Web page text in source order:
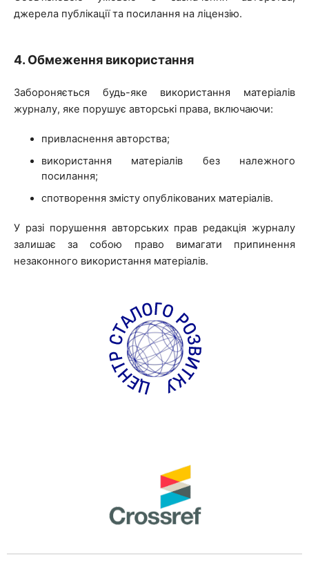
джерела публікації та посилання на ліцензію.
4. Обмеження використання
Забороняється будь-яке використання матеріалів
журналу, яке порушує авторські права, включаючи:
привласнення авторства;
використання матеріалів без належного
посилання;
спотворення змісту опублікованих матеріалів.
У разі порушення авторських прав редакція журналу
залишає за собою право вимагати припинення
незаконного використання матеріалів.